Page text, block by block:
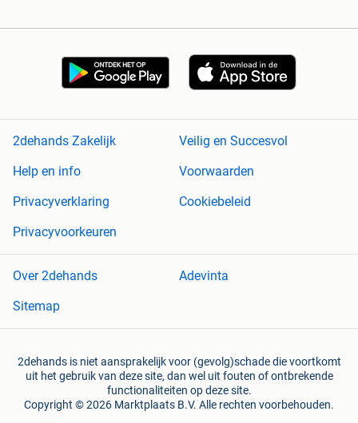
2dehands Zakelijk
Veilig en Succesvol
Help en info
Voorwaarden
Privacyverklaring
Cookiebeleid
Privacyvoorkeuren
Over 2dehands
Adevinta
Sitemap
2dehands is niet aansprakelijk voor (gevolg)schade die voortkomt
uit het gebruik van deze site, dan wel uit fouten of ontbrekende
functionaliteiten op deze site.
Copyright © 2026 Marktplaats B.V. Alle rechten voorbehouden.